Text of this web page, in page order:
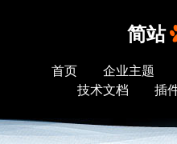
简站
首页 企业主题
技术文档
插